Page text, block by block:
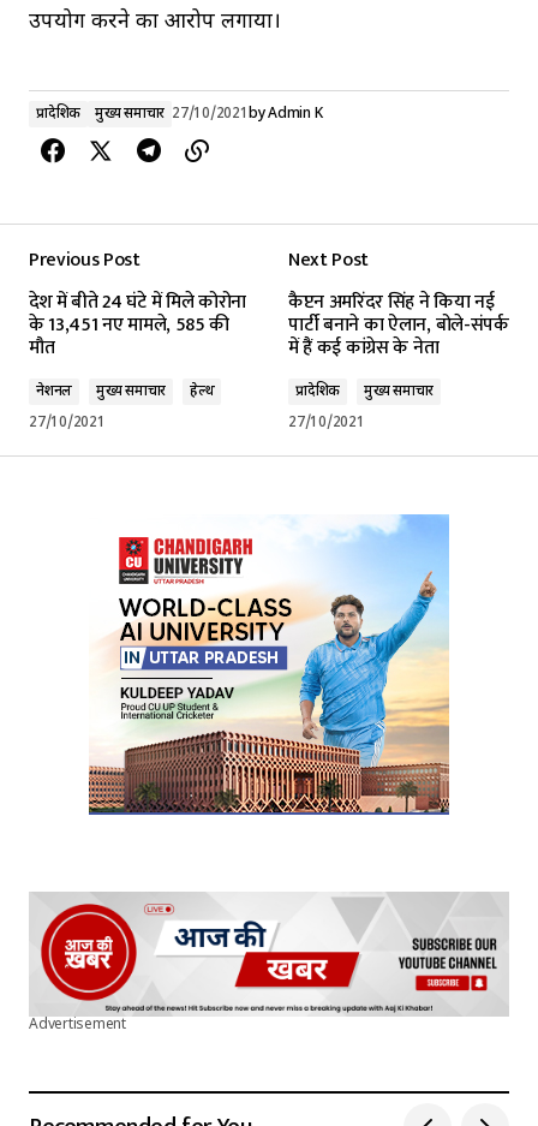
उपयोग करने का आरोप लगाया।
प्रादेशिक मुख्य समाचार 27/10/2021byAdmin K
Previous Post
देश में बीते 24 घंटे में मिले कोरोना
के 13,451 नए मामले, 585 की
मौत
नेशनल मुख्य समाचार
हेल्थ
27/10/2021
Next Post
कैप्टन अमरिंदर सिंह ने किया नई
पार्टी बनाने का ऐलान, बोले-संपर्क
में हैं कई कांग्रेस के नेता
प्रादेशिक
मुख्य समाचार
27/10/2021
Advertisement